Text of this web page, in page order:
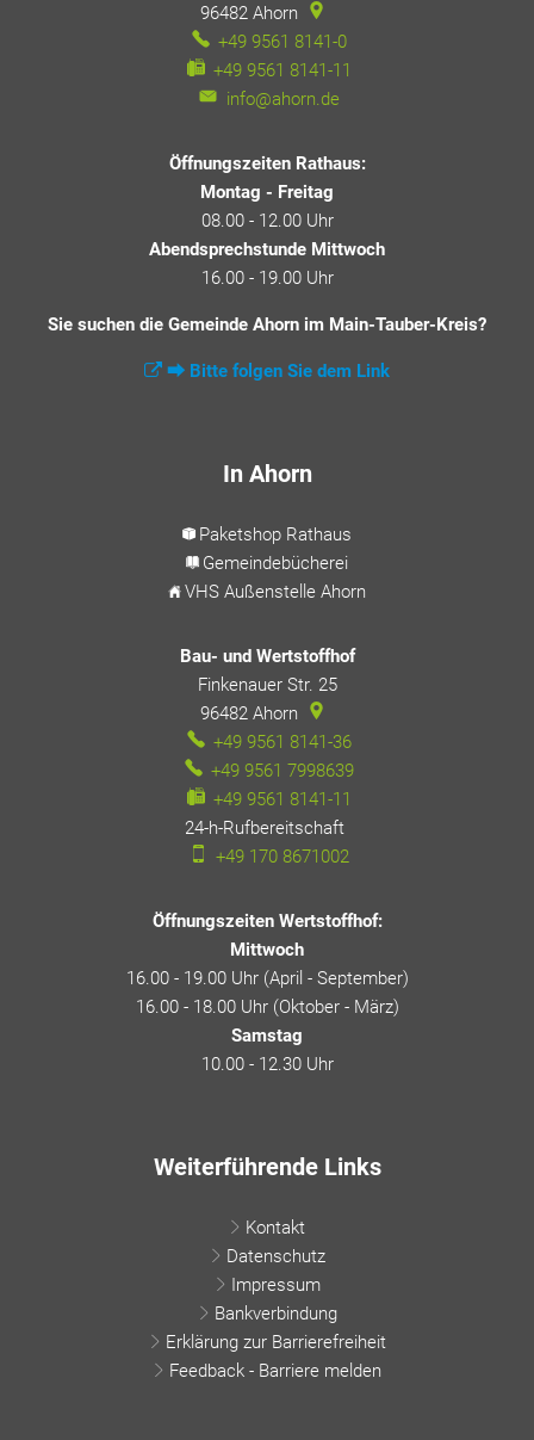
96482 Ahorn
+49 9561 8141-0
+49 9561 8141-11
info@ahorn.de
Öffnungszeiten Rathaus:
Montag - Freitag
08.00 - 12.00 Uhr
Abendsprechstunde Mittwoch
16.00 - 19.00 Uhr
Sie suchen die Gemeinde Ahorn im Main-Tauber-Kreis?
⮕ Bitte folgen Sie dem Link
In Ahorn
Paketshop Rathaus
Gemeindebücherei
VHS Außenstelle Ahorn
Bau- und Wertstoffhof
Finkenauer Str. 25
96482 Ahorn
+49 9561 8141-36
+49 9561 7998639
+49 9561 8141-11
24-h-Rufbereitschaft
+49 170 8671002
Öffnungszeiten Wertstoffhof:
Mittwoch
16.00 - 19.00 Uhr (April - September)
16.00 - 18.00 Uhr (Oktober - März)
Samstag
10.00 - 12.30 Uhr
Weiterführende Links
Kontakt
Datenschutz
Impressum
Bankverbindung
Erklärung zur Barrierefreiheit
Feedback - Barriere melden